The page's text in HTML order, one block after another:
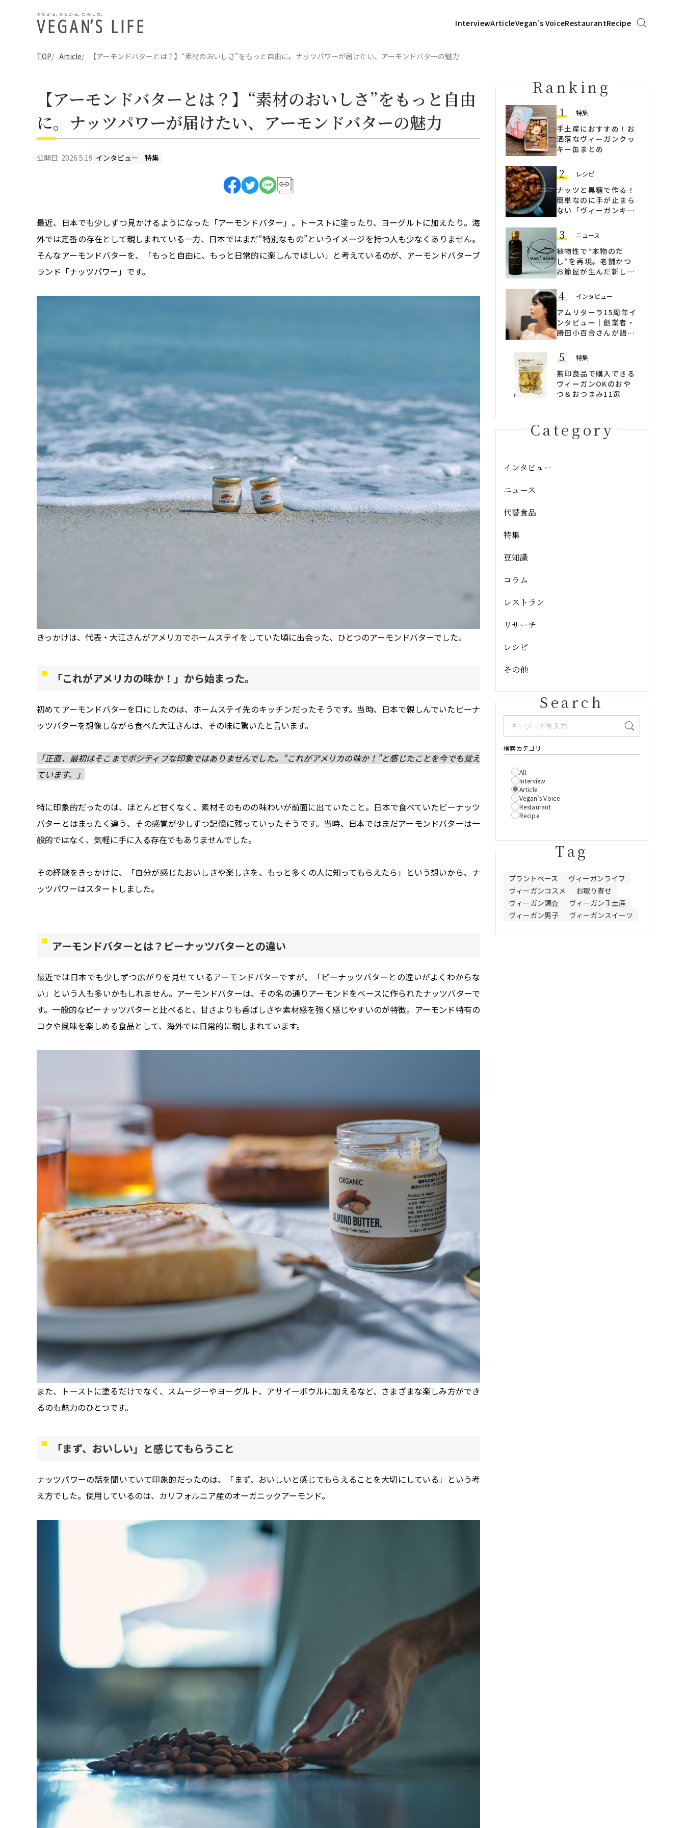
InterviewArticleVegan’s VoiceRestaurantRecipe
TOP Article 【アーモンドバターとは？】“素材のおいしさ”をもっと自由に。ナッツパワーが届けたい、アーモンドバターの魅力
【アーモンドバターとは？】“素材のおいしさ”をもっと自由
に。ナッツパワーが届けたい、アーモンドバターの魅力
公開日: 2026.5.19 インタビュー 特集
最近、日本でも少しずつ見かけるようになった「アーモンドバター」。トーストに塗ったり、ヨーグルトに加えたり。海
外では定番の存在として親しまれている一方、日本ではまだ“特別なもの”というイメージを持つ人も少なくありません。
そんなアーモンドバターを、「もっと自由に、もっと日常的に楽しんでほしい」と考えているのが、アーモンドバターブ
ランド「ナッツパワー」です。
きっかけは、代表・大江さんがアメリカでホームステイをしていた頃に出会った、ひとつのアーモンドバターでした。
「これがアメリカの味か！」から始まった。
初めてアーモンドバターを口にしたのは、ホームステイ先のキッチンだったそうです。当時、日本で親しんでいたピーナ
ッツバターを想像しながら食べた大江さんは、その味に驚いたと言います。
「正直、最初はそこまでポジティブな印象ではありませんでした。“これがアメリカの味か！”と感じたことを今でも覚え
ています。」
特に印象的だったのは、ほとんど甘くなく、素材そのものの味わいが前面に出ていたこと。日本で食べていたピーナッツ
バターとはまったく違う、その感覚が少しずつ記憶に残っていったそうです。当時、日本ではまだアーモンドバターは一
般的ではなく、気軽に手に入る存在でもありませんでした。
その経験をきっかけに、「自分が感じたおいしさや楽しさを、もっと多くの人に知ってもらえたら」という想いから、ナ
ッツパワーはスタートしました。
アーモンドバターとは？ピーナッツバターとの違い
最近では日本でも少しずつ広がりを見せているアーモンドバターですが、「ピーナッツバターとの違いがよくわからな
い」という人も多いかもしれません。アーモンドバターは、その名の通りアーモンドをベースに作られたナッツバターで
す。一般的なピーナッツバターと比べると、甘さよりも香ばしさや素材感を強く感じやすいのが特徴。アーモンド特有の
コクや風味を楽しめる食品として、海外では日常的に親しまれています。
また、トーストに塗るだけでなく、スムージーやヨーグルト、アサイーボウルに加えるなど、さまざまな楽しみ方ができ
るのも魅力のひとつです。
「まず、おいしい」と感じてもらうこと
ナッツパワーの話を聞いていて印象的だったのは、「まず、おいしいと感じてもらえることを大切にしている」という考
え方でした。使用しているのは、カリフォルニア産のオーガニックアーモンド。
Ranking
1 特集
手土産におすすめ！お
洒落なヴィーガンクッ
キー缶まとめ
2 レシピ
ナッツと黒糖で作る！
簡単なのに手が止まら
ない「ヴィーガンキャ
3 ニュース
植物性で“本物のだ
し”を再現。老舗かつ
お節屋が生んだ新しい
「MAGI DASHI」
4 インタビュー
アムリターラ15周年イ
ンタビュー｜創業者・
勝田小百合さんが語
に変わる」ブランドの
哲学
5 特集
無印良品で購入できる
ヴィーガンOKのおや
つ＆おつまみ11選
Category
インタビュー
ニュース
代替食品
特集
豆知識
コラム
レストラン
リサーチ
レシピ
その他
Search
検索カテゴリ
All
Interview
Article
Vegan’s Voice
Restaurant
Recipe
Tag
プラントベース
ヴィーガンライフ
ヴィーガンコスメ
お取り寄せ
ヴィーガン調査
ヴィーガン手土産
ヴィーガン男子
ヴィーガンスイーツ